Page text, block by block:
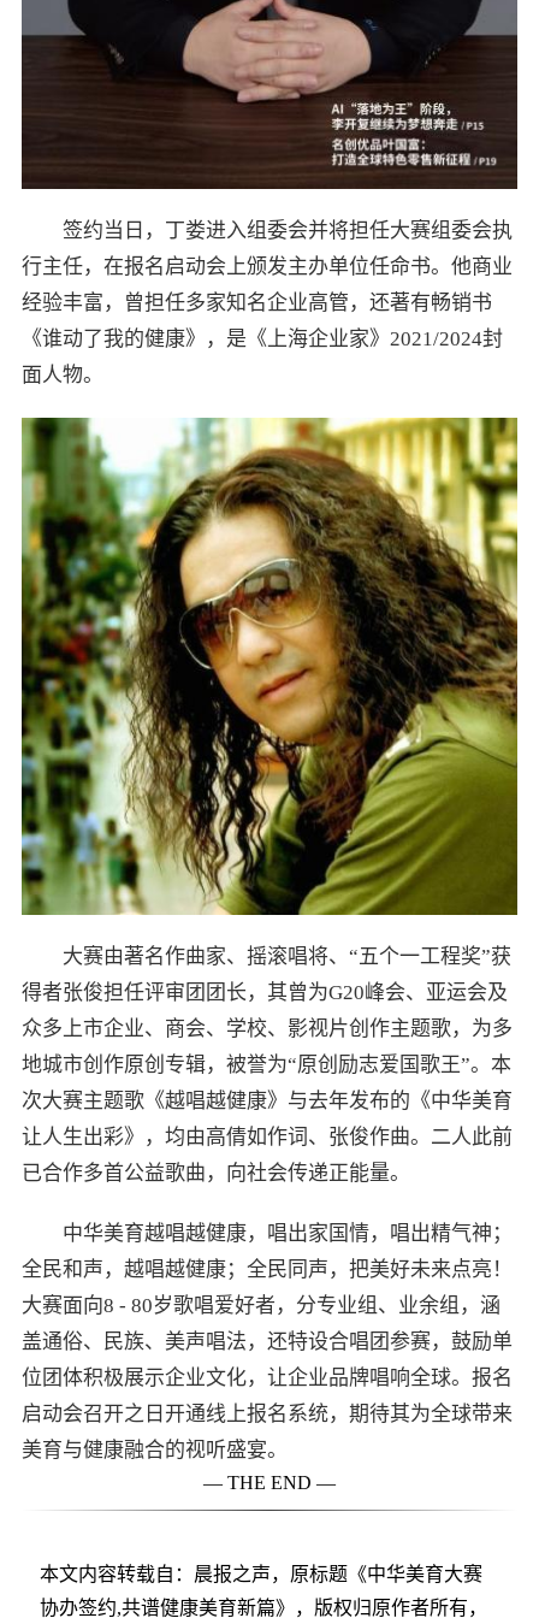
签约当日，丁娄进入组委会并将担任大赛组委会执
行主任，在报名启动会上颁发主办单位任命书。他商业
经验丰富，曾担任多家知名企业高管，还著有畅销书
《谁动了我的健康》，是《上海企业家》2021/2024封
面人物。
大赛由著名作曲家、摇滚唱将、“五个一工程奖”获
得者张俊担任评审团团长，其曾为G20峰会、亚运会及
众多上市企业、商会、学校、影视片创作主题歌，为多
地城市创作原创专辑，被誉为“原创励志爱国歌王”。本
次大赛主题歌《越唱越健康》与去年发布的《中华美育
让人生出彩》，均由高倩如作词、张俊作曲。二人此前
已合作多首公益歌曲，向社会传递正能量。
中华美育越唱越健康，唱出家国情，唱出精气神；
全民和声，越唱越健康；全民同声，把美好未来点亮！
大赛面向8 - 80岁歌唱爱好者，分专业组、业余组，涵
盖通俗、民族、美声唱法，还特设合唱团参赛，鼓励单
位团体积极展示企业文化，让企业品牌唱响全球。报名
启动会召开之日开通线上报名系统，期待其为全球带来
美育与健康融合的视听盛宴。
— THE END —
本文内容转载自：晨报之声，原标题《中华美育大赛
协办签约,共谱健康美育新篇》，版权归原作者所有，